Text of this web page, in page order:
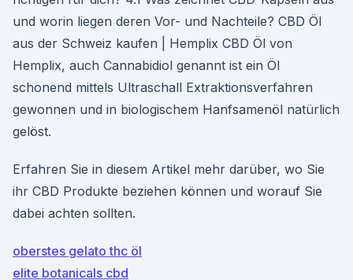
und worin liegen deren Vor- und Nachteile? CBD Öl
aus der Schweiz kaufen | Hemplix CBD Öl von
Hemplix, auch Cannabidiol genannt ist ein Öl
schonend mittels Ultraschall Extraktionsverfahren
gewonnen und in biologischem Hanfsamenöl natürlich
gelöst.
Erfahren Sie in diesem Artikel mehr darüber, wo Sie
ihr CBD Produkte beziehen können und worauf Sie
dabei achten sollten.
oberstes gelato thc öl
elite botanicals cbd